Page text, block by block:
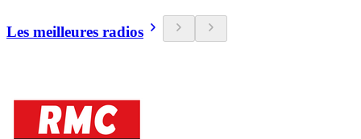
Les meilleures radios